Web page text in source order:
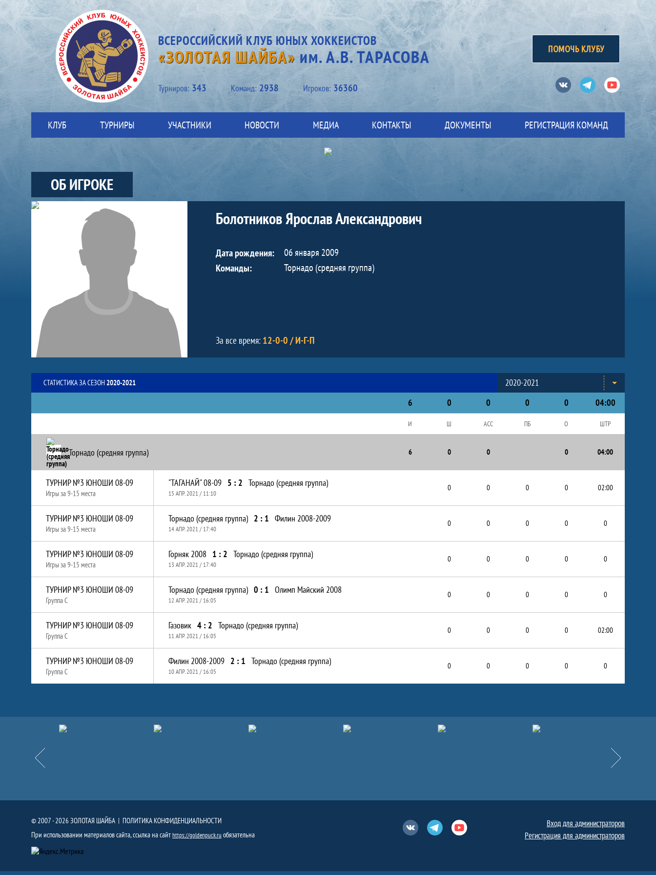
ВСЕРОССИЙСКИЙ КЛУБ ЮНЫХ ХОККЕИСТОВ
«ЗОЛОТАЯ ШАЙБА»им. А.В. ТАРАСОВА
Турниров: 343 Kоманд: 2938 Игроков: 36360
ПОМОЧЬ КЛУБУ
ВконтактеТелеграмЮтуб
КЛУБ ТУРНИРЫ УЧАСТНИКИ НОВОСТИ МЕДИА КОНТАКТЫ ДОКУМЕНТЫ РЕГИСТРАЦИЯ КОМАНД
ОБ ИГРОКЕ
Участники-игрок
Болотников Ярослав Александрович
Дата рождения:
06 января 2009
Команды:
Торнадо (средняя группа)
За все время: 12-0-0 / И-Г-П
СТАТИСТИКА ЗА СЕЗОН 2020-2021
2020-2021
6
0 0 0 0 04:00
И Ш АСС ПБ О ШТР
Торнадо (средняя группа) 6 0 0 0 04:00
ТУРНИР №3 ЮНОШИ 08-09
Игры за 9-15 места
"ТАГАНАЙ" 08-09 5 : 2 Торнадо (средняя группа)
15 АПР. 2021 / 11:10
0 0 0 0 02:00
ТУРНИР №3 ЮНОШИ 08-09
Игры за 9-15 места
Торнадо (средняя группа) 2 : 1 Филин 2008-2009
14 АПР. 2021 / 17:40
0 0 0 0 0
ТУРНИР №3 ЮНОШИ 08-09
Игры за 9-15 места
Горняк 2008 1 : 2 Торнадо (средняя группа)
13 АПР. 2021 / 17:40
0 0 0 0 0
ТУРНИР №3 ЮНОШИ 08-09
Группа C
Торнадо (средняя группа) 0 : 1 Олимп Майский 2008
12 АПР. 2021 / 16:05
0 0 0 0 0
ТУРНИР №3 ЮНОШИ 08-09
Группа C
Газовик 4 : 2 Торнадо (средняя группа)
11 АПР. 2021 / 16:05
0 0 0 0 02:00
ТУРНИР №3 ЮНОШИ 08-09
Группа C
Филин 2008-2009 2 : 1 Торнадо (средняя группа)
10 АПР. 2021 / 16:05
0 0 0 0 0
Назад
Партнёры
Вперёд
© 2007 - 2026 ЗОЛОТАЯ ШАЙБА | ПОЛИТИКА КОНФИДЕНЦИАЛЬНОСТИ
При использовании материалов сайта, ссылка на сайтhttps://goldenpuck.ru обязательна ВконтактеТелеграмЮтуб
Вход для администраторов
Регистрация для администраторов